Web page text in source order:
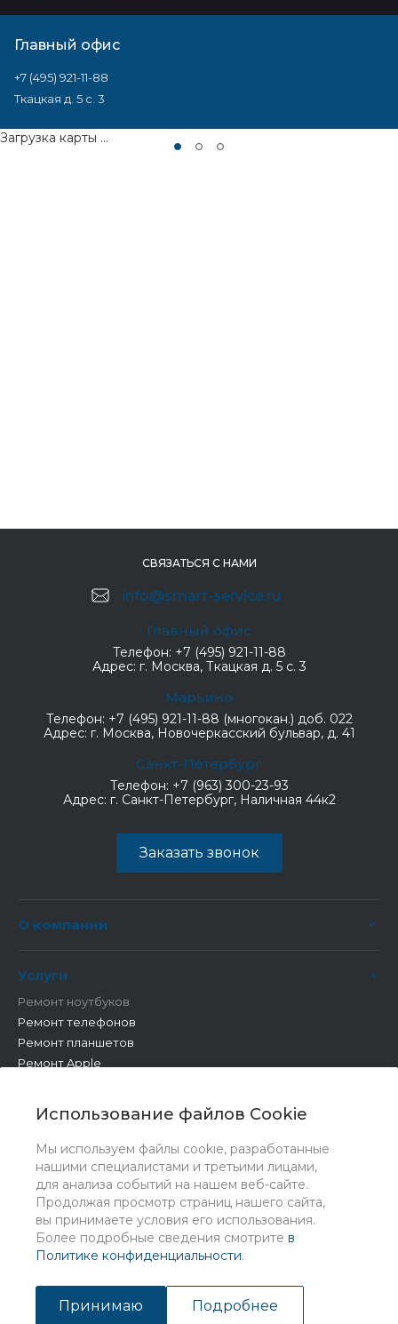
Использование файлов Cookie
Мы используем файлы cookie, разработанные
нашими специалистами и третьими лицами,
для анализа событий на нашем веб-сайте.
Продолжая просмотр страниц нашего сайта,
вы принимаете условия его использования.
Более подробные сведения смотрите в
Политике конфиденциальности.
Принимаю Подробнее
Главный офис
+7 (495) 921-11-88
Ткацкая д. 5 с. 3
Загрузка карты ...
СВЯЗАТЬСЯ С НАМИ
info@smart-service.ru
Главный офис
Телефон: +7 (495) 921-11-88
Адрес: г. Москва, Ткацкая д. 5 с. 3
Марьино
Телефон: +7 (495) 921-11-88 (многокан.) доб. 022
Адрес: г. Москва, Новочеркасский бульвар, д. 41
Санкт-Петербург
Телефон: +7 (963) 300-23-93
Адрес: г. Санкт-Петербург, Наличная 44к2
Заказать звонок
О компании
Услуги
Ремонт ноутбуков
Ремонт телефонов
Ремонт планшетов
Ремонт Apple